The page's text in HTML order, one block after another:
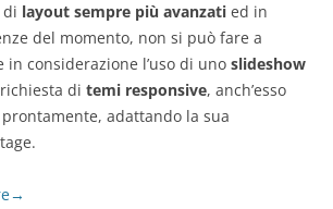
di layout sempre più avanzati ed in
del momento, non si può fare a
considerazione l’uso di uno slideshow
di temi responsive, anch’esso
adattando la sua
→